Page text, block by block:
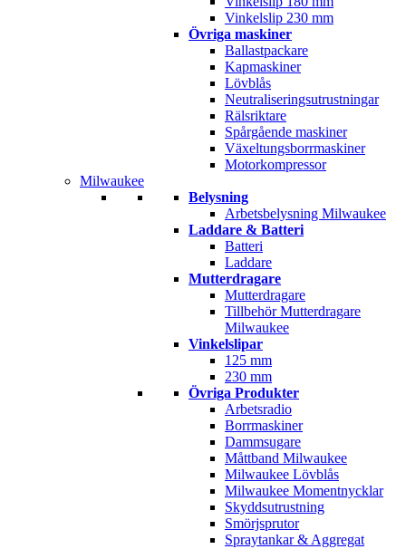
Vinkelslip 230 mm
Övriga maskiner
Ballastpackare
Kapmaskiner
Lövblås
Neutraliseringsutrustningar
Rälsriktare
Spårgående maskiner
Växeltungsborrmaskiner
Motorkompressor
Milwaukee
Belysning
Arbetsbelysning Milwaukee
Laddare & Batteri
Batteri
Laddare
Mutterdragare
Mutterdragare
Tillbehör Mutterdragare
Milwaukee
Vinkelslipar
125 mm
230 mm
Övriga Produkter
Arbetsradio
Borrmaskiner
Dammsugare
Måttband Milwaukee
Milwaukee Lövblås
Milwaukee Momentnycklar
Skyddsutrustning
Smörjsprutor
Spraytankar & Aggregat